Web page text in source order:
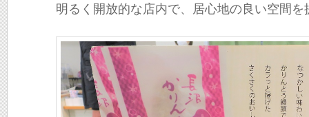
明るく開放的な店内で、居心地の良い空間を